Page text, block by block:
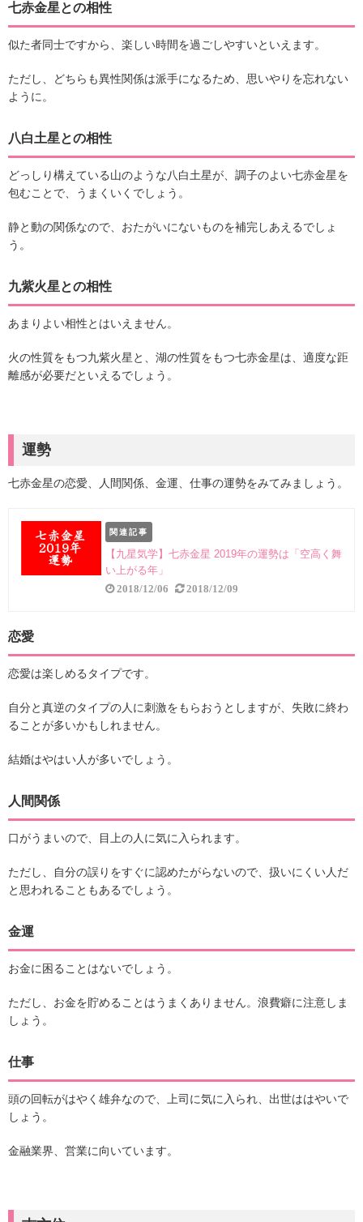
七赤金星との相性
似た者同士ですから、楽しい時間を過ごしやすいといえます。
ただし、どちらも異性関係は派手になるため、思いやりを忘れない
ように。
八白土星との相性
どっしり構えている山のような八白土星が、調子のよい七赤金星を
包むことで、うまくいくでしょう。
静と動の関係なので、おたがいにないものを補完しあえるでしょ
う。
九紫火星との相性
あまりよい相性とはいえません。
火の性質をもつ九紫火星と、湖の性質をもつ七赤金星は、適度な距
離感が必要だといえるでしょう。
運勢
七赤金星の恋愛、人間関係、金運、仕事の運勢をみてみましょう。
関連記事
【九星気学】七赤金星 2019年の運勢は「空高く舞
い上がる年」
2018/12/06 2018/12/09
恋愛
恋愛は楽しめるタイプです。
自分と真逆のタイプの人に刺激をもらおうとしますが、失敗に終わ
ることが多いかもしれません。
結婚はやはい人が多いでしょう。
人間関係
口がうまいので、目上の人に気に入られます。
ただし、自分の誤りをすぐに認めたがらないので、扱いにくい人だ
と思われることもあるでしょう。
金運
お金に困ることはないでしょう。
ただし、お金を貯めることはうまくありません。浪費癖に注意しま
しょう。
仕事
頭の回転がはやく雄弁なので、上司に気に入られ、出世ははやいで
しょう。
金融業界、営業に向いています。